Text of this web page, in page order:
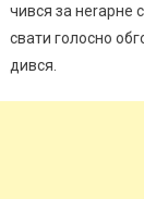
чився за неrарне
свати голосно
дився.